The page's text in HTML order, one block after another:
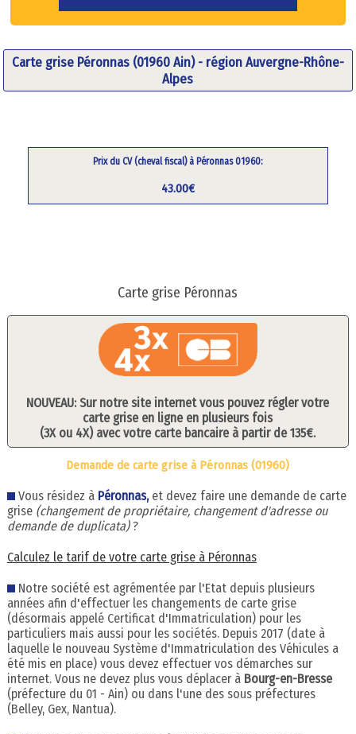
Carte grise Péronnas (01960 Ain) - région Auvergne-Rhône-
Alpes
Prix du CV (cheval fiscal) à Péronnas 01960:
43.00€
Carte grise Péronnas
NOUVEAU: Sur notre site internet vous pouvez régler votre
carte grise en ligne en plusieurs fois
(3X ou 4X) avec votre carte bancaire à partir de 135€.
Demande de carte grise à Péronnas (01960)
Vous résidez à Péronnas, et devez faire une demande de carte
grise (changement de propriétaire, changement d'adresse ou
demande de duplicata)?
Calculez le tarif de votre carte grise à Péronnas
Notre société est agrémentée par l'Etat depuis plusieurs
années afin d'effectuer les changements de carte grise
(désormais appelé Certificat d'Immatriculation) pour les
particuliers mais aussi pour les sociétés. Depuis 2017 (date à
laquelle le nouveau Système d'Immatriculation des Véhicules a
été mis en place) vous devez effectuer vos démarches sur
internet. Vous ne devez plus vous déplacer à Bourg-en-Bresse
(préfecture du 01 - Ain) ou dans l'une des sous préfectures
(Belley, Gex, Nantua).